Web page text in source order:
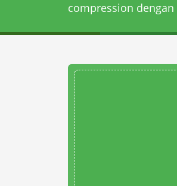
compression dengan